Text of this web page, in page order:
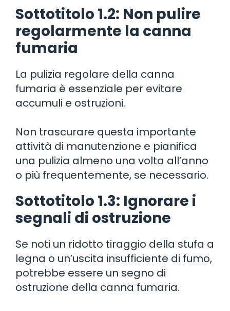
Sottotitolo 1.2: Non pulire
regolarmente la canna
fumaria
La pulizia regolare della canna
fumaria è essenziale per evitare
accumuli e ostruzioni.
Non trascurare questa importante
attività di manutenzione e pianifica
una pulizia almeno una volta all’anno
o più frequentemente, se necessario.
Sottotitolo 1.3: Ignorare i
segnali di ostruzione
Se noti un ridotto tiraggio della stufa a
legna o un’uscita insufficiente di fumo,
potrebbe essere un segno di
ostruzione della canna fumaria.